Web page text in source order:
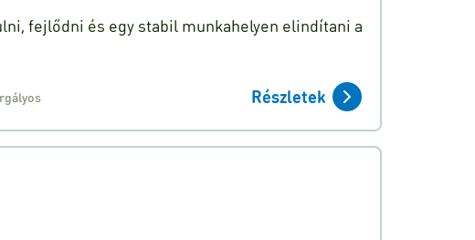
fejlődni és egy stabil munkahelyen elindítani a
Részletek